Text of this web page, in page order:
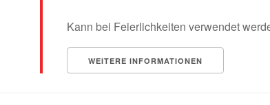
Kann bei Feierlichkeiten verwendet
WEITERE INFORMATIONEN